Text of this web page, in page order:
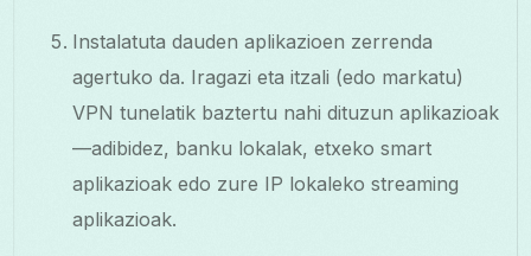
Instalatuta dauden aplikazioen zerrenda
agertuko da. Iragazi eta itzali (edo markatu)
VPN tunelatik baztertu nahi dituzun aplikazioak
—adibidez, banku lokalak, etxeko smart
aplikazioak edo zure IP lokaleko streaming
aplikazioak.